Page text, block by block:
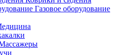
Газовое оборудование